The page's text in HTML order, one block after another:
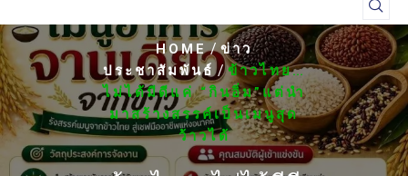
HOME/ข่าว
ประชาสัมพันธ์ /ข้าวไทย…
ไม่ได้มีดีแค่ “กินอิ่ม”แต่นำ
มาสร้างสรรค์เป็นเมนูสุด
ว้าวได้